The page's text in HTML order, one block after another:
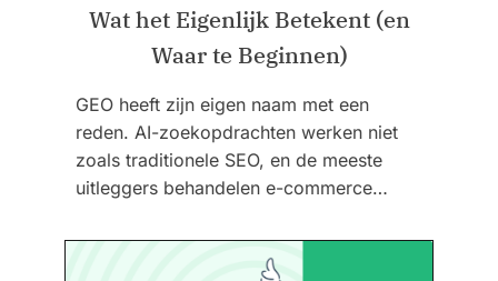
Wat het Eigenlijk Betekent (en
Waar te Beginnen)
GEO heeft zijn eigen naam met een
reden. AI-zoekopdrachten werken niet
zoals traditionele SEO, en de meeste
uitleggers behandelen e-commerce…